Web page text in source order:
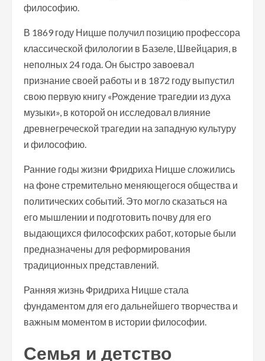
философию.
В 1869 году Ницше получил позицию профессора
классической филологии в Базеле, Швейцария, в
неполных 24 года. Он быстро завоевал
признание своей работы и в 1872 году выпустил
свою первую книгу «Рождение трагедии из духа
музыки», в которой он исследовал влияние
древнегреческой трагедии на западную культуру
и философию.
Ранние годы жизни Фридриха Ницше сложились
на фоне стремительно меняющегося общества и
политических событий. Это могло сказаться на
его мышлении и подготовить почву для его
выдающихся философских работ, которые были
предназначены для реформирования
традиционных представлений.
Ранняя жизнь Фридриха Ницше стала
фундаментом для его дальнейшего творчества и
важным моментом в истории философии.
Семья и детство